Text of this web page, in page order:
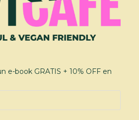
e-book GRATIS + 10% OFF en